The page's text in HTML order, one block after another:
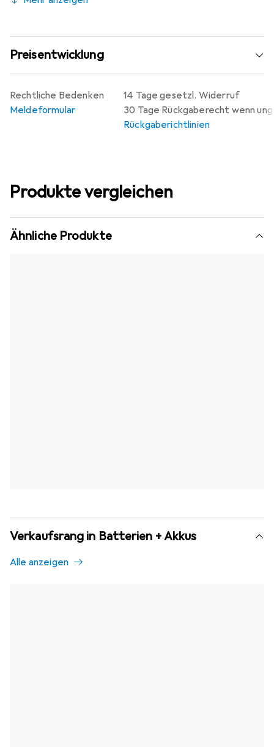
Preisentwicklung
14 Tage gesetzl. Widerruf
30 Tage Rückgaberecht wenn
Rückgaberichtlinien
Rechtliche Bedenken
Meldeformular
Produkte vergleichen
Ähnliche Produkte
Verkaufsrang in Batterien + Akkus
Alle anzeigen